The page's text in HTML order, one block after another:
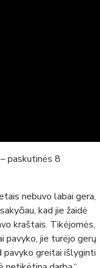
paskutinės 8
nebuvo labai gera,
kad jie žaidė
kraštais. Tikėjomės,
pavyko, jie turėjo gerų
pavyko greitai išlyginti